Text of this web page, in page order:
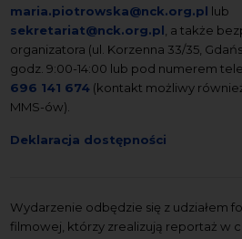
maria.piotrowska@nck.org.pl lub
sekretariat@nck.org.pl , a także
organizatora (ul. Korzenna 33/35,
godz. 9:00-14:00 lub pod numerem
696 141 674 (kontakt możliwy
MMS-ów).
Deklaracja dostępności
Wydarzenie odbędzie się z udziałem
filmowej, którzy zrealizują reportaż w